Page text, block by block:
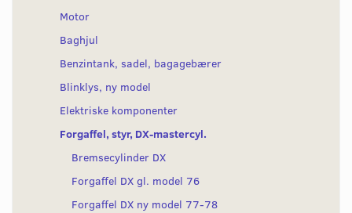
Motor
Baghjul
Benzintank, sadel, bagagebærer
Blinklys, ny model
Elektriske komponenter
Forgaffel, styr, DX-mastercyl.
Bremsecylinder DX
Forgaffel DX gl. model 76
Forgaffel DX ny model 77-78